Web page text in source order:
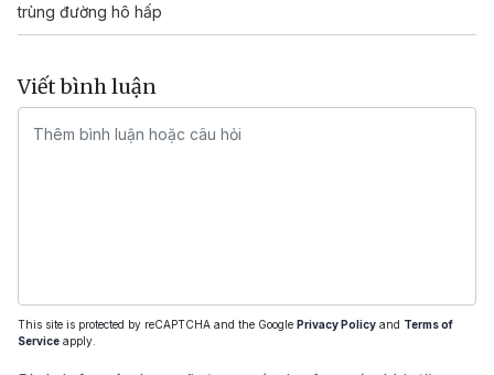
trùng đường hô hấp
Viết bình luận
This site is protected by reCAPTCHA and the Google Privacy Policy and Terms of
Service apply.